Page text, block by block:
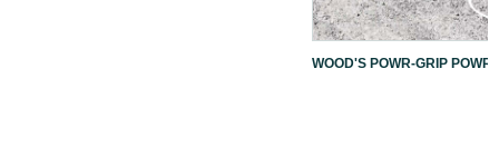
WOOD'S POWR-GRIP